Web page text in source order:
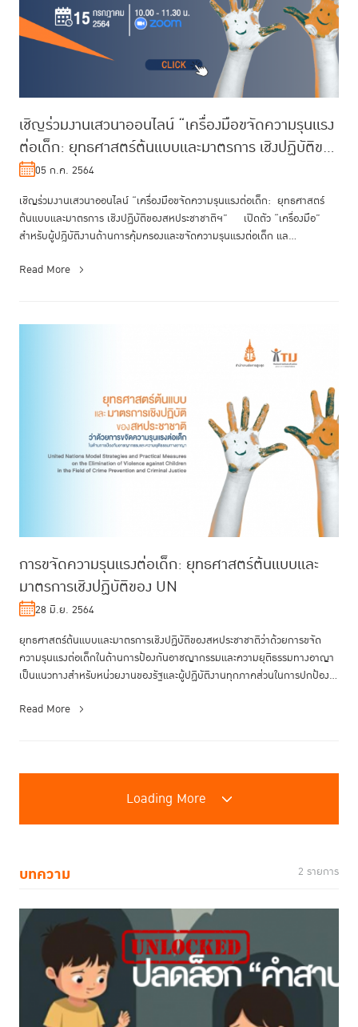
เชิญร่วมงานเสวนาออนไลน์ “เครื่องมือขจัดความรุนแรง
ต่อเด็ก: ยุทธศาสตร์ต้นแบบและมาตรการ เชิงปฏิบัติของ
สหประชาชาติฯ”
05 ก.ค. 2564
เชิญร่วมงานเสวนาออนไลน์ “เครื่องมือขจัดความรุนแรงต่อเด็ก: ยุทธศาสตร์
ต้นแบบและมาตรการ เชิงปฏิบัติของสหประชาชาติฯ” เปิดตัว “เครื่องมือ”
สำหรับผู้ปฎิบัติงานด้านการคุ้มครองและขจัดความรุนแรงต่อเด็ก แล...
Read More
การขจัดความรุนแรงต่อเด็ก: ยุทธศาสตร์ต้นแบบและ
มาตรการเชิงปฏิบัติของ UN
28 มิ.ย. 2564
ยุทธศาสตร์ต้นแบบและมาตรการเชิงปฏิบัติของสหประชาชาติว่าด้วยการขจัด
ความรุนแรงต่อเด็กในด้านการป้องกันอาชญากรรมและความยุติธรรมทางอาญา
เป็นแนวทางสำหรับหน่วยงานของรัฐและผู้ปฏิบัติงานทุกภาคส่วนในการปกป้อง
Read More
Loading More
บทความ 2 รายการ